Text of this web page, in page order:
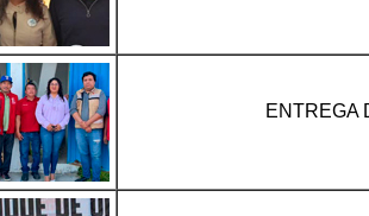
ENTREGA